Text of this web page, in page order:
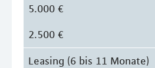
5.000 €
2.500 €
Leasing (6 bis 11 Monate)